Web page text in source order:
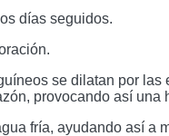
días seguidos.
se dilatan por
provocando así una
fría, ayudando así a